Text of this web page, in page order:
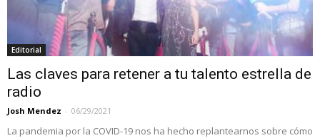
Editorial
Las claves para retener a tu talento estrella de
radio
Josh Mendez - 06/29/2021
La pandemia por la COVID-19 nos ha hecho replantearnos sobre cómo